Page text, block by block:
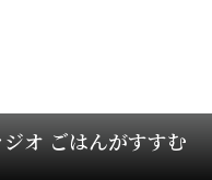
オ ごはんがすすむ